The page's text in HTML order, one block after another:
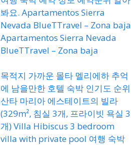
봐요. Apartamentos Sierra
Nevada BlueTTravel – Zona baja
Apartamentos Sierra Nevada
BlueTTravel – Zona baja
목적지 가까운 몰타 멜리에하 추억
에 남을만한 호텔 숙박 인기도 순위
산타 마리아 에스테이트의 빌라
(329m², 침실 3개, 프라이빗 욕실 3
개) Villa Hibiscus 3 bedroom
villa with private pool 여행 숙박